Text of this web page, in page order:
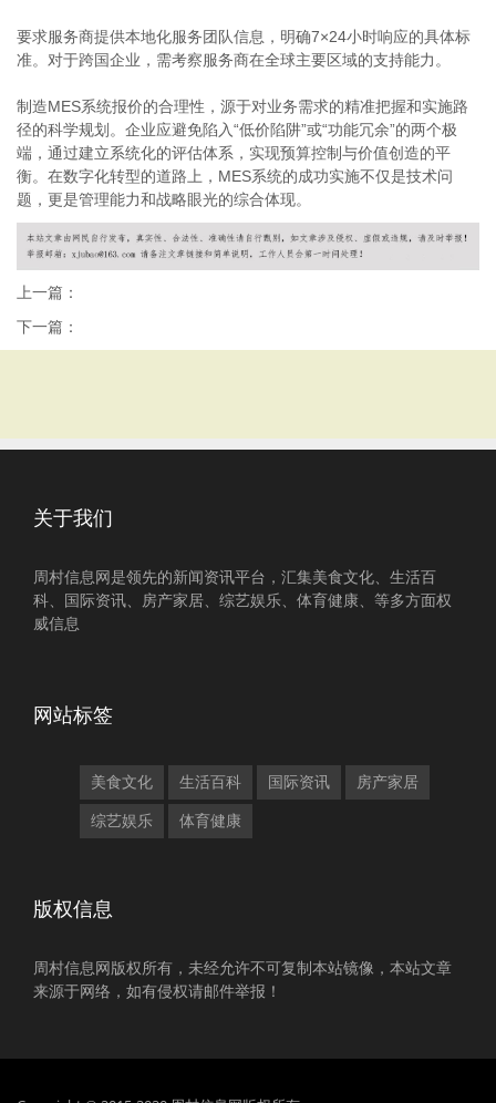
要求服务商提供本地化服务团队信息，明确7×24小时响应的具体标
准。对于跨国企业，需考察服务商在全球主要区域的支持能力。
制造MES系统报价的合理性，源于对业务需求的精准把握和实施路
径的科学规划。企业应避免陷入“低价陷阱”或“功能冗余”的两个极
端，通过建立系统化的评估体系，实现预算控制与价值创造的平
衡。在数字化转型的道路上，MES系统的成功实施不仅是技术问
题，更是管理能力和战略眼光的综合体现。
上一篇：
下一篇：
关于我们
周村信息网是领先的新闻资讯平台，汇集美食文化、生活百
科、国际资讯、房产家居、综艺娱乐、体育健康、等多方面权
威信息
网站标签
美食文化 生活百科 国际资讯 房产家居
综艺娱乐 体育健康
版权信息
周村信息网版权所有，未经允许不可复制本站镜像，本站文章
来源于网络，如有侵权请邮件举报！